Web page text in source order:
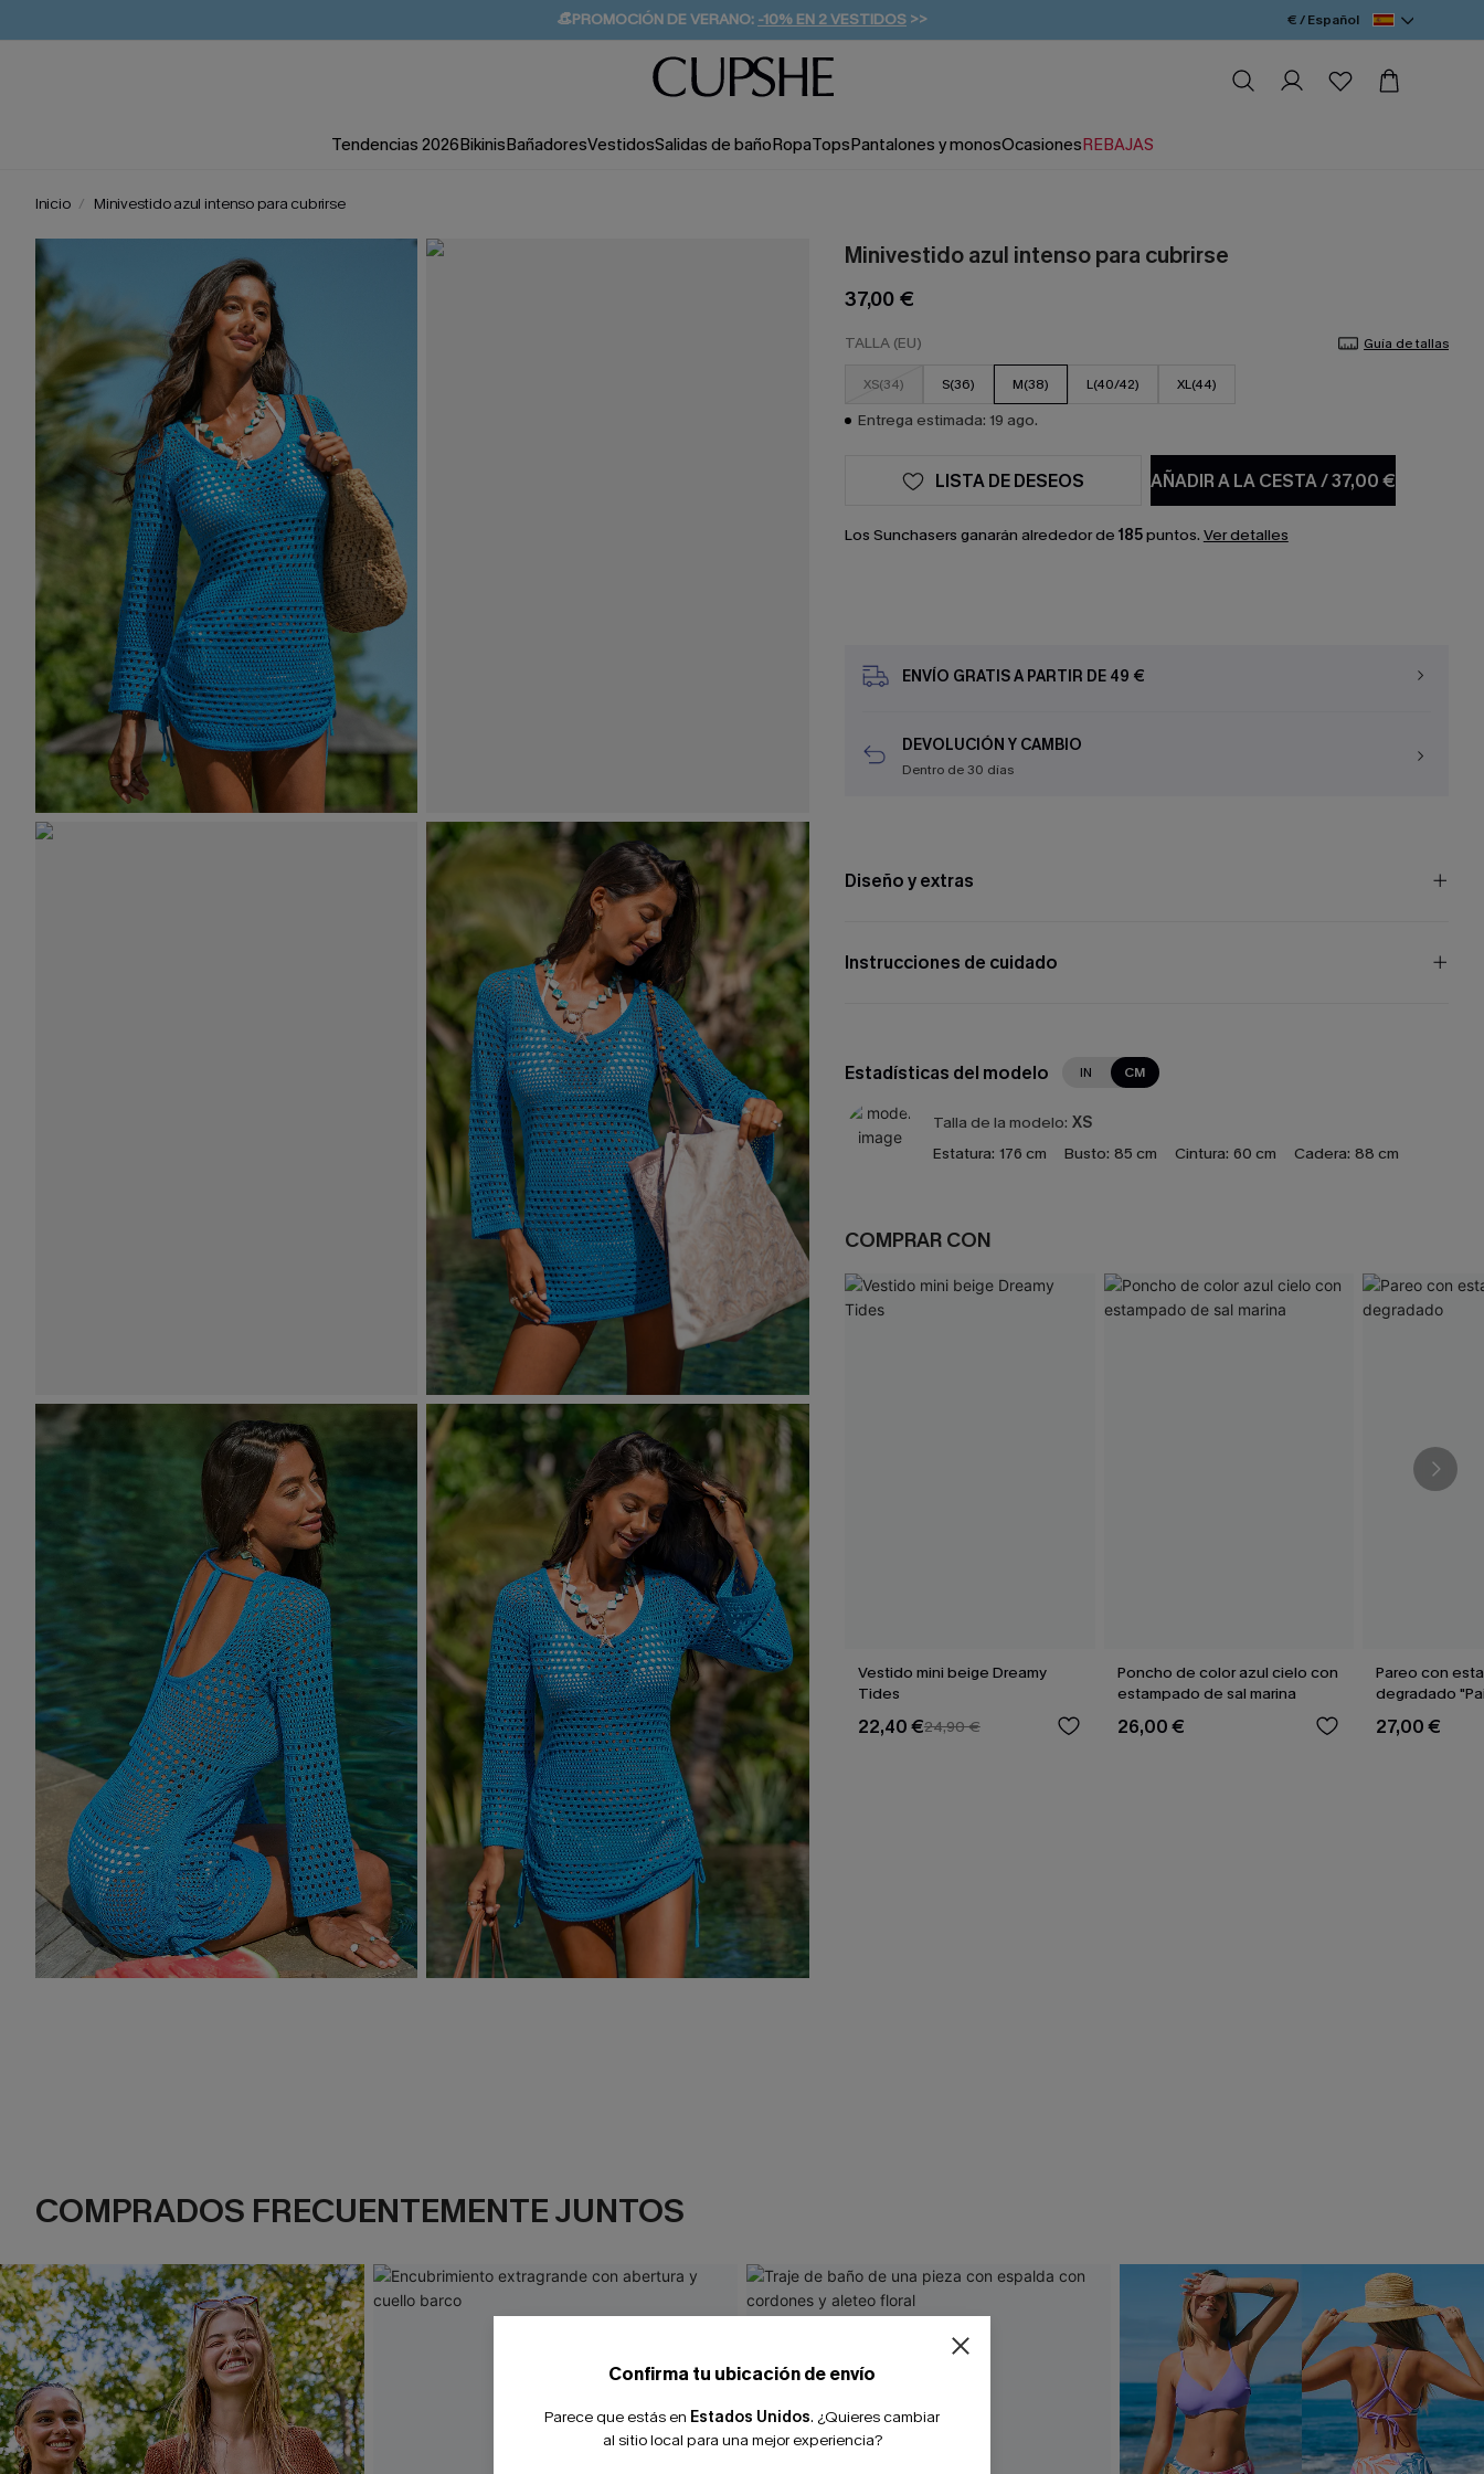
👒PROMOCIÓN DE VERANO: -10% EN 2 VESTIDOS >>
💌¡SUSCRIBIRSE & GANAR -10% EXTRA!
🚚ENVÍO GRATUITO A PARTIR DE 49 € >>
€ / Español
Tendencias 2026BikinisBañadoresVestidosSalidas de bañoRopaTopsPantalones y monosOcasionesREBAJAS
Inicio Minivestido azul intenso para cubrirse
Minivestido azul intenso para cubrirse
37,00 €
TALLA (EU) Guía de tallas
XS(34) S(36) M(38) L(40/42) XL(44)
Entrega estimada: 19 ago.
AÑADIR A LA CESTA/37,00 €
LISTA DE DESEOS
Los Sunchasers ganarán alrededor de 185puntos. Ver detalles
ENVÍO GRATIS A PARTIR DE 49 €
DEVOLUCIÓN Y CAMBIO
Dentro de 30 días
Diseño y extras
Instrucciones de cuidado
Estadísticas del modelo IN CM
Talla de la modelo: XS
Estatura: 176 cm Busto: 85 cm Cintura: 60 cm Cadera: 88 cm
COMPRAR CON
Vestido mini beige Dreamy
Tides
22,40 €24,90 €
Poncho de color azul cielo con
estampado de sal marina
26,00 €
Pareo con
degradado
27,00 €
COMPRADOS FRECUENTEMENTE JUNTOS
Confirma tu ubicación de envío
Parece que estás en Estados Unidos. ¿Quieres cambiar
al sitio local para una mejor experiencia?
-10% extra sin compra mínima